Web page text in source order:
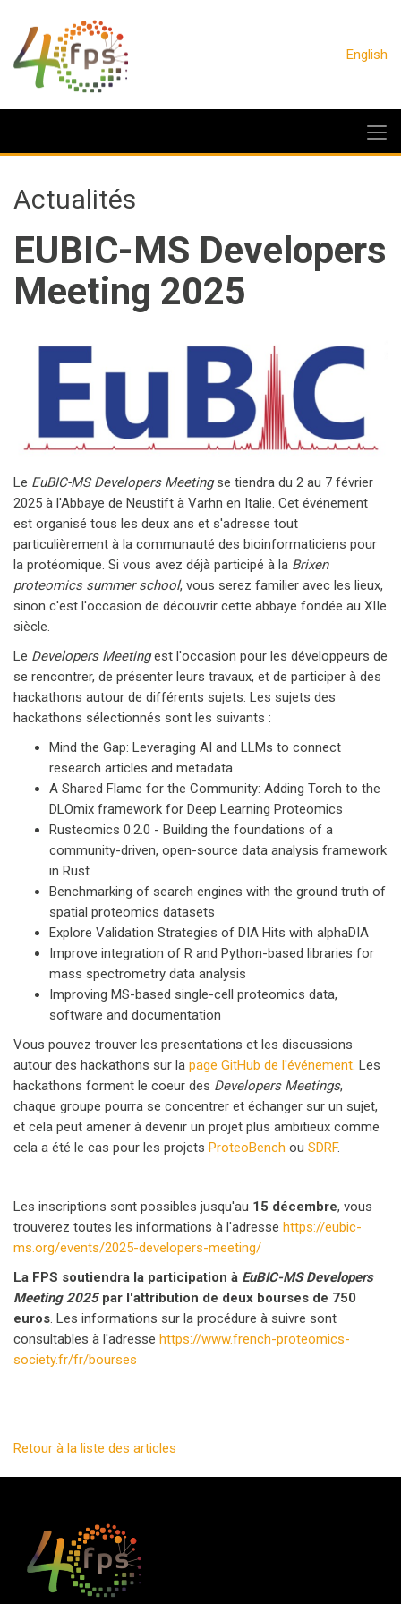
English
Actualités
EUBIC-MS Developers
Meeting 2025
Le EuBIC-MS Developers Meetingse tiendra du 2 au 7 février
2025 à l'Abbaye de Neustift à Varhn en Italie. Cet événement
est organisé tous les deux ans et s'adresse tout
particulièrement à la communauté des bioinformaticiens pour
la protéomique. Si vous avez déjà participé à la Brixen
proteomics summer school, vous serez familier avec les lieux,
sinon c'est l'occasion de découvrir cette abbaye fondée au XIIe
siècle.
Le Developers Meetingest l'occasion pour les développeurs de
se rencontrer, de présenter leurs travaux, et de participer à des
hackathons autour de différents sujets. Les sujets des
hackathons sélectionnés sont les suivants :
Mind the Gap: Leveraging AI and LLMs to connect
research articles and metadata
A Shared Flame for the Community: Adding Torch to the
DLOmix framework for Deep Learning Proteomics
Rusteomics 0.2.0 - Building the foundations of a
community-driven, open-source data analysis framework
in Rust
Benchmarking of search engines with the ground truth of
spatial proteomics datasets
Explore Validation Strategies of DIA Hits with alphaDIA
Improve integration of R and Python-based libraries for
mass spectrometry data analysis
Improving MS-based single-cell proteomics data,
software and documentation
Vous pouvez trouver les presentations et les discussions
autour des hackathons sur la page GitHub de l'événement. Les
hackathons forment le coeur des Developers Meetings,
chaque groupe pourra se concentrer et échanger sur un sujet,
et cela peut amener à devenir un projet plus ambitieux comme
cela a été le cas pour les projets ProteoBench ou SDRF.
Les inscriptions sont possibles jusqu'au 15 décembre, vous
trouverez toutes les informations à l'adresse https://eubic-
ms.org/events/2025-developers-meeting/
La FPS soutiendra la participation à EuBIC-MS Developers
Meeting 2025par l'attribution de deux bourses de 750
euros. Les informations sur la procédure à suivre sont
consultables à l'adresse https://www.french-proteomics-
society.fr/fr/bourses
Retour à la liste des articles